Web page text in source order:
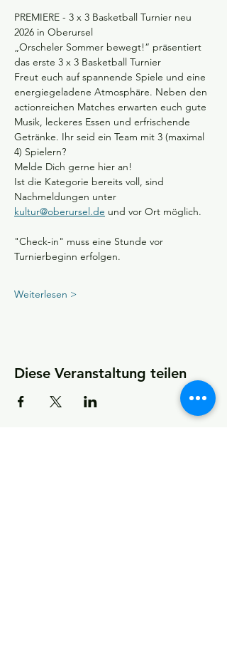
PREMIERE - 3 x 3 Basketball Turnier neu
2026 in Oberursel
„Orscheler Sommer bewegt!“ präsentiert
das erste 3 x 3 Basketball Turnier
Freut euch auf spannende Spiele und eine
energiegeladene Atmosphäre. Neben den
actionreichen Matches erwarten euch gute
Musik, leckeres Essen und erfrischende
Getränke. Ihr seid ein Team mit 3 (maximal
4) Spielern?
Melde Dich gerne hier an!
Ist die Kategorie bereits voll, sind
Nachmeldungen unter
kultur@oberursel.de und vor Ort möglich.
"Check-in" muss eine Stunde vor
Turnierbeginn erfolgen.
Weiterlesen >
Diese Veranstaltung teilen